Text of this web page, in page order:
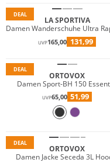
DEAL
LA SPORTIVA
Damen Wanderschuhe Ultra
UVP165,00 131,99
DEAL
Merino
ORTOVOX
Damen Sport-BH 150
UVP65,00 51,99
DEAL
ORTOVOX
Damen Jacke Seceda 3L